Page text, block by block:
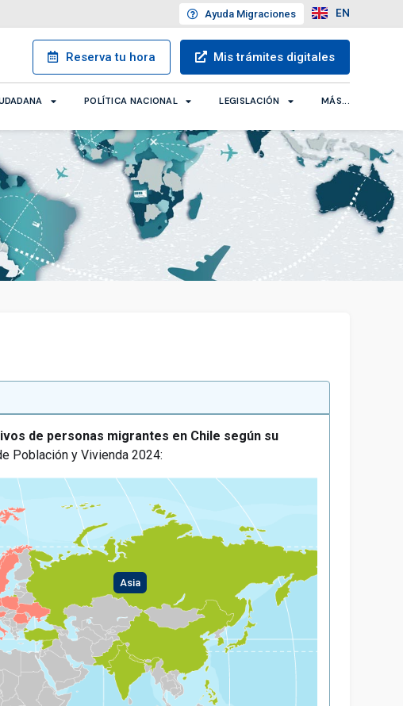
Ayuda Migraciones EN
Reservatu hora Mis trámites digitales
POLÍTICA NACIONAL LEGISLACIÓN MÁS...
de personas migrantes en Chile según su
Población y Vivienda 2024:
Asia